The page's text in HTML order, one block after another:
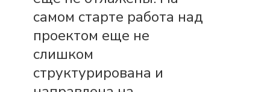
самом старте работа над
проектом еще не
слишком
структурирована и